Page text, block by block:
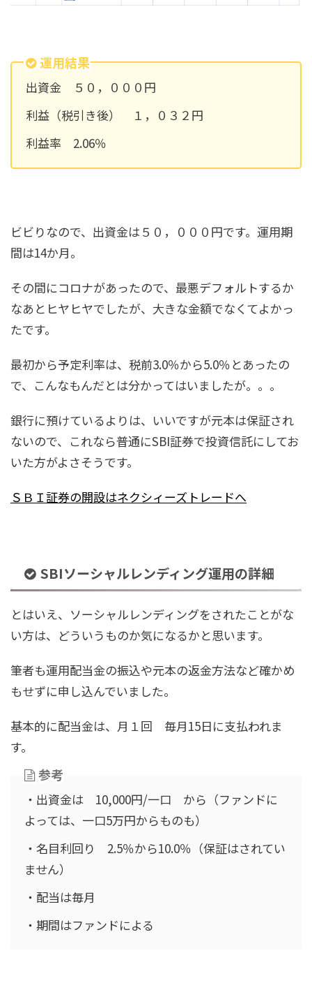
運用結果
出資金 ５０，０００円
利益（税引き後） １，０３２円
利益率 2.06％
ビビりなので、出資金は５０，０００円です。運用期
間は14か月。
その間にコロナがあったので、最悪デフォルトするか
なあとヒヤヒヤでしたが、大きな金額でなくてよかっ
たです。
最初から予定利率は、税前3.0％から5.0％とあったの
で、こんなもんだとは分かってはいましたが。。。
銀行に預けているよりは、いいですが元本は保証され
ないので、これなら普通にSBI証券で投資信託にしてお
いた方がよさそうです。
ＳＢＩ証券の開設はネクシィーズトレードへ
SBIソーシャルレンディング運用の詳細
とはいえ、ソーシャルレンディングをされたことがな
い方は、どういうものか気になるかと思います。
筆者も運用配当金の振込や元本の返金方法など確かめ
もせずに申し込んでいました。
基本的に配当金は、月１回 毎月15日に支払われま
す。
参考
・出資金は 10,000円/一口 から（ファンドに
よっては、一口5万円からものも）
・名目利回り 2.5％から10.0％（保証はされてい
ません）
・配当は毎月
・期間はファンドによる